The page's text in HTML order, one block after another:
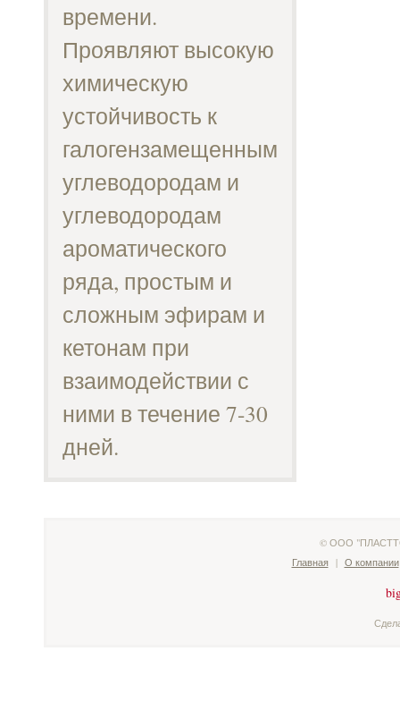
времени.
Проявляют высокую
химическую
устойчивость к
галогензамещенным
углеводородам и
углеводородам
ароматического
ряда, простым и
сложным эфирам и
кетонам при
взаимодействии с
ними в течение 7-30
дней.
© ООО
Главная | О компании